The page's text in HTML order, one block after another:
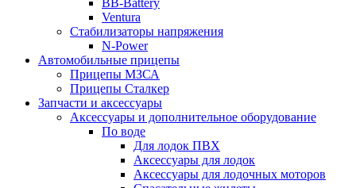
BB-Battery
Ventura
Стабилизаторы напряжения
N-Power
Автомобильные прицепы
Прицепы МЗСА
Прицепы Сталкер
Запчасти и аксессуары
Аксессуары и дополнительное оборудование
По воде
Для лодок ПВХ
Аксессуары для лодок
Аксессуары для лодочных моторов